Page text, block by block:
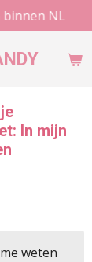
binnen NL
In mijn
weten